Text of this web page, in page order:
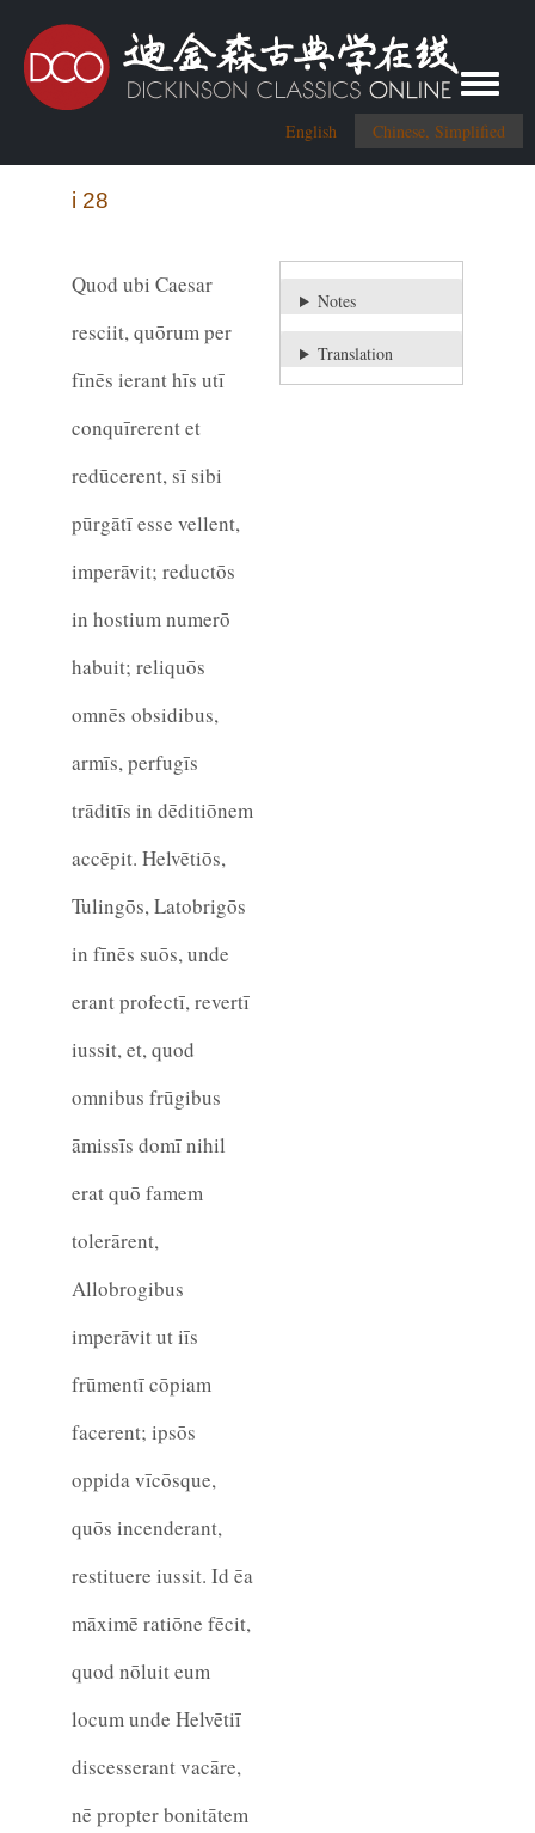
English Chinese, Simplified
Toggle
i 28
Quod ubi Caesar
resciit, quōrum per
fīnēs ierant hīs utī
conquīrerent et
redūcerent, sī sibi
pūrgātī esse vellent,
imperāvit; reductōs
in hostium numerō
habuit; reliquōs
omnēs obsidibus,
armīs, perfugīs
trāditīs in dēditiōnem
accēpit. Helvētiōs,
Tulingōs, Latobrigōs
in fīnēs suōs, unde
erant profectī, revertī
iussit, et, quod
omnibus frūgibus
āmissīs domī nihil
erat quō famem
tolerārent,
Allobrogibus
imperāvit ut iīs
frūmentī cōpiam
facerent; ipsōs
oppida vīcōsque,
quōs incenderant,
restituere iussit. Id ēa
māximē ratiōne fēcit,
quod nōluit eum
locum unde Helvētiī
discesserant vacāre,
nē propter bonitātem
Notes
Translation